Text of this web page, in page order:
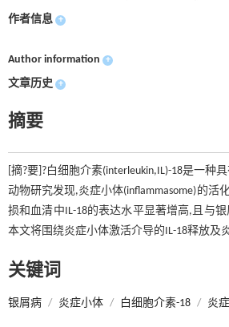
作者信息 +
Author information +
文章历史 +
摘要
[摘?要]?白细胞介素(interleukin,IL)-18是一
动物研究发现,炎症小体(inflammasome)的
损和血清中IL-18的表达水平显著增高,且与
本文将围绕炎症小体激活介导的IL-18释放及
关键词
银屑病 / 炎症小体 / 白细胞介素-18 / 炎